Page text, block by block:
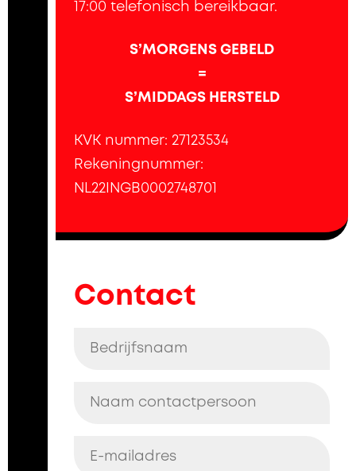
17:00 telefonisch bereikbaar.
S’MORGENS GEBELD
=
S’MIDDAGS HERSTELD
KVK nummer: 27123534
Rekeningnummer:
NL22INGB0002748701
Contact